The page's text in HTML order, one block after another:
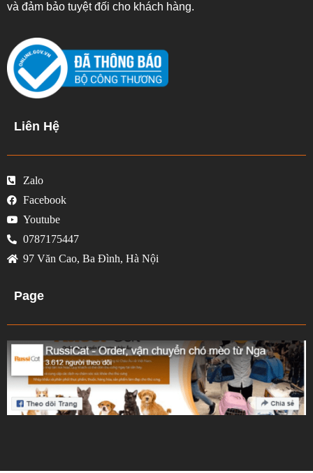
và đảm bảo tuyệt đối cho khách hàng.
Liên Hệ
Zalo
Facebook
Youtube
0787175447
97 Văn Cao, Ba Đình, Hà Nội
Page